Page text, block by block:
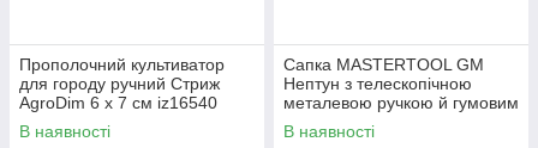
Прополочний культиватор
для городу ручний Стриж
AgroDim 6 х 7 см iz16540
В наявності
Сапка MASTERTOOL GM
Нептун з телескопічною
металевою ручкою й гумовим
покриттям 630-910х190 мм
В наявності